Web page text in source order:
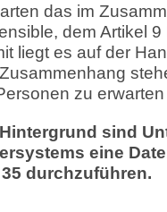
das im
dem Artikel
liegt es auf der
zu
sind
eine
35 durchzuführen.